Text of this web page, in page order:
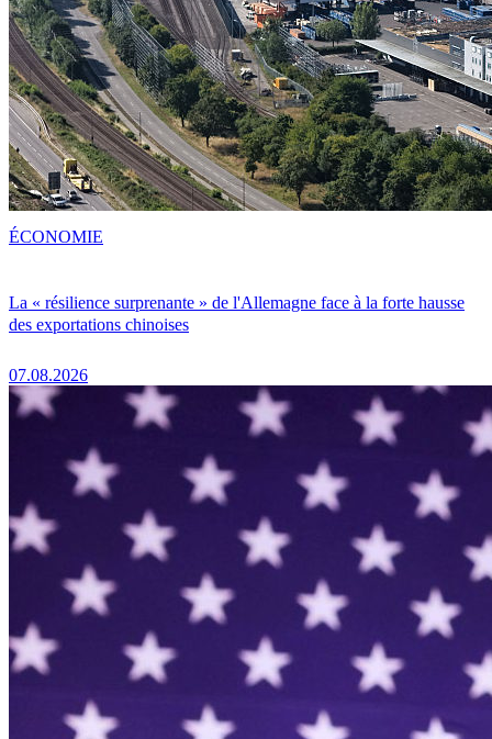
La « résilience surprenante » de l'Allemagne face à la forte hausse
des exportations chinoises
07.08.2026
ÉCONOMIE